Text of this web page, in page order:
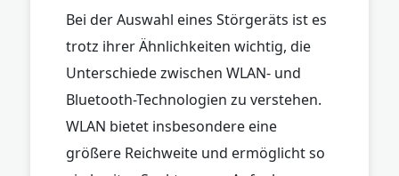
Bei der Auswahl eines Störgeräts ist es
trotz ihrer Ähnlichkeiten wichtig, die
Unterschiede zwischen WLAN- und
Bluetooth-Technologien zu verstehen.
WLAN bietet insbesondere eine
größere Reichweite und ermöglicht so